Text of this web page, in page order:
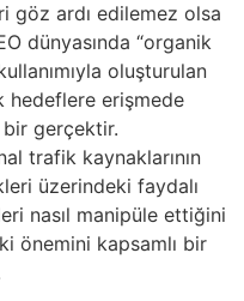
göz ardı edilemez olsa
dünyasında “organik
oluşturulan
erişmede
gerçektir.
trafik kaynaklarının
üzerindeki faydalı
nasıl manipüle ettiğini
önemini kapsamlı bir